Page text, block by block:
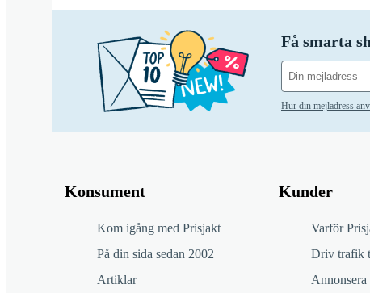
Få smarta
Hur din mejladress
Konsument
Kom igång med Prisjakt
På din sida sedan 2002
Artiklar
Kunder
Varför
Driv trafik